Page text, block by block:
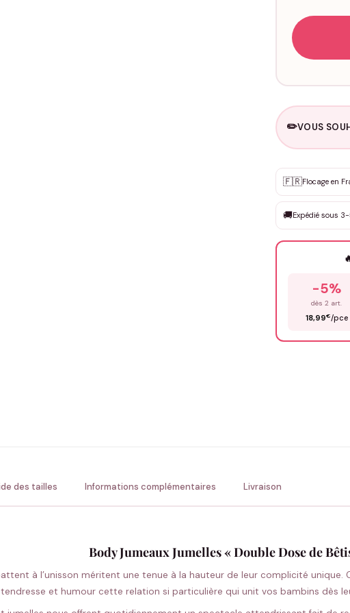
✏️VOUS
✨
DEVIS
Que
🇫🇷Flocage en
🚚Expédié sous
-5%
dès 2 art.
18,99€/pce
des tailles Informations complémentaires Livraison
Body Jumeaux Jumelles « Double Dose de
à l’unisson méritent une tenue à la hauteur de leur complicité unique.
et humour cette relation si particulière qui unit vos bambins dès